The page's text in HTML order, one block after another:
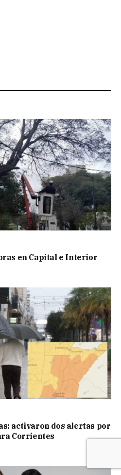
en Capital e Interior
activaron dos alertas por
Corrientes